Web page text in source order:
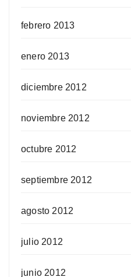
febrero 2013
enero 2013
diciembre 2012
noviembre 2012
octubre 2012
septiembre 2012
agosto 2012
julio 2012
junio 2012